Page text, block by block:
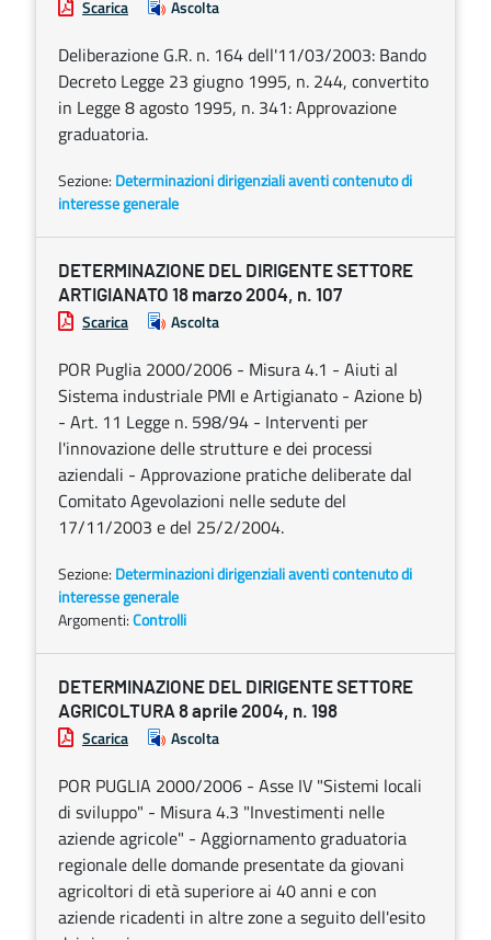
Scarica Ascolta
Deliberazione G.R. n. 164 dell'11/03/2003: Bando
Decreto Legge 23 giugno 1995, n. 244, convertito
in Legge 8 agosto 1995, n. 341: Approvazione
graduatoria.
Sezione: Determinazioni dirigenziali aventi contenuto di
interesse generale
DETERMINAZIONE DEL DIRIGENTE SETTORE
ARTIGIANATO 18 marzo 2004, n. 107
Scarica Ascolta
POR Puglia 2000/2006 - Misura 4.1 - Aiuti al
Sistema industriale PMI e Artigianato - Azione b)
- Art. 11 Legge n. 598/94 - Interventi per
l'innovazione delle strutture e dei processi
aziendali - Approvazione pratiche deliberate dal
Comitato Agevolazioni nelle sedute del
17/11/2003 e del 25/2/2004.
Sezione: Determinazioni dirigenziali aventi contenuto di
interesse generale
Argomenti:Controlli
DETERMINAZIONE DEL DIRIGENTE SETTORE
AGRICOLTURA 8 aprile 2004, n. 198
Scarica Ascolta
POR PUGLIA 2000/2006 - Asse IV "Sistemi locali
di sviluppo" - Misura 4.3 "Investimenti nelle
aziende agricole" - Aggiornamento graduatoria
regionale delle domande presentate da giovani
agricoltori di età superiore ai 40 anni e con
aziende ricadenti in altre zone a seguito dell'esito